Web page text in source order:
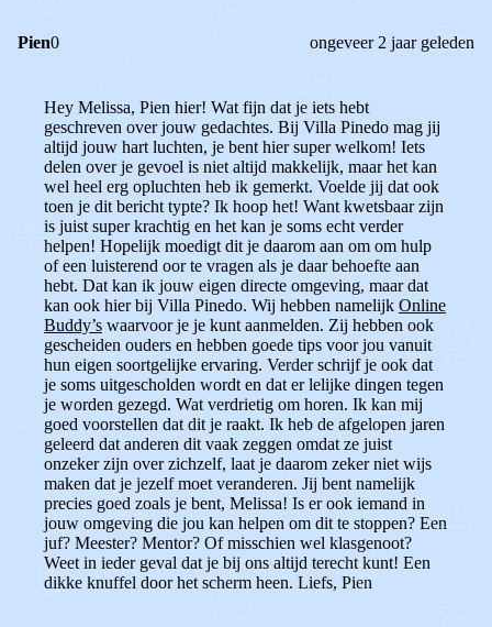
Pien0 ongeveer 2 jaar geleden
Hey Melissa, Pien hier! Wat fijn dat je iets hebt
geschreven over jouw gedachtes. Bij Villa Pinedo mag jij
altijd jouw hart luchten, je bent hier super welkom! Iets
delen over je gevoel is niet altijd makkelijk, maar het kan
wel heel erg opluchten heb ik gemerkt. Voelde jij dat ook
toen je dit bericht typte? Ik hoop het! Want kwetsbaar zijn
is juist super krachtig en het kan je soms echt verder
helpen! Hopelijk moedigt dit je daarom aan om om hulp
of een luisterend oor te vragen als je daar behoefte aan
hebt. Dat kan ik jouw eigen directe omgeving, maar dat
kan ook hier bij Villa Pinedo. Wij hebben namelijk Online
Buddy’s waarvoor je je kunt aanmelden. Zij hebben ook
gescheiden ouders en hebben goede tips voor jou vanuit
hun eigen soortgelijke ervaring. Verder schrijf je ook dat
je soms uitgescholden wordt en dat er lelijke dingen tegen
je worden gezegd. Wat verdrietig om horen. Ik kan mij
goed voorstellen dat dit je raakt. Ik heb de afgelopen jaren
geleerd dat anderen dit vaak zeggen omdat ze juist
onzeker zijn over zichzelf, laat je daarom zeker niet wijs
maken dat je jezelf moet veranderen. Jij bent namelijk
precies goed zoals je bent, Melissa! Is er ook iemand in
jouw omgeving die jou kan helpen om dit te stoppen? Een
juf? Meester? Mentor? Of misschien wel klasgenoot?
Weet in ieder geval dat je bij ons altijd terecht kunt! Een
dikke knuffel door het scherm heen. Liefs, Pien